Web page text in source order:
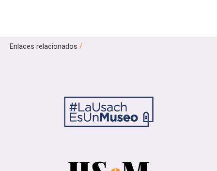
Enlaces relacionados /